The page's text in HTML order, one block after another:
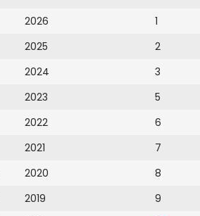
2026
2025
2024
2023
2022
2021
2020
2019
1
2
3
5
6
7
8
9